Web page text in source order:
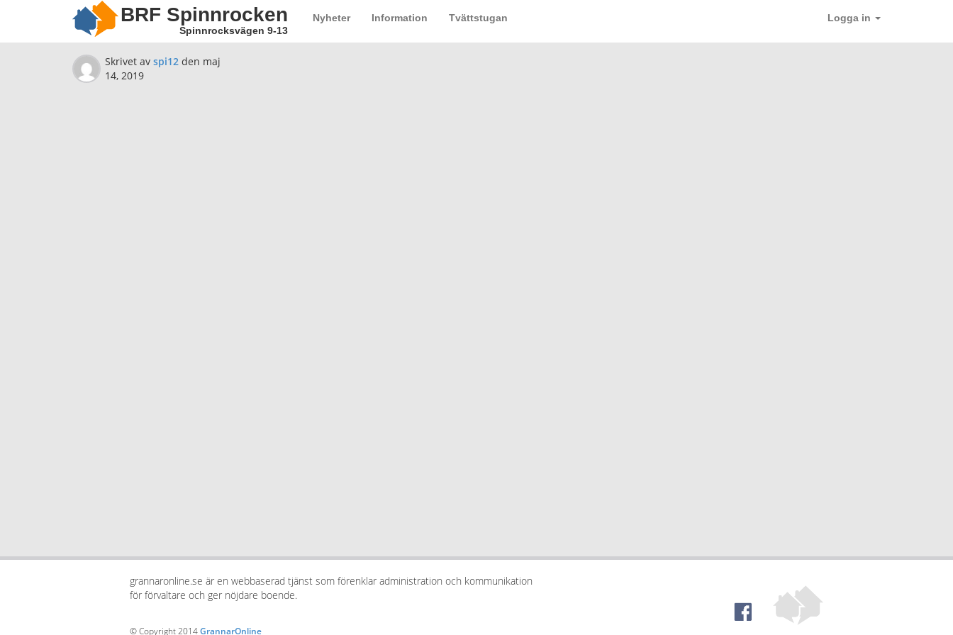
BRF Spinnrocken
Spinnrocksvägen 9-13
Nyheter Information Tvättstugan Logga in
Skrivet av spi12 den maj
14, 2019
grannaronline.se är en webbaserad tjänst som förenklar administration och kommunikation
för förvaltare och ger nöjdare boende.
© Copyright 2014GrannarOnline